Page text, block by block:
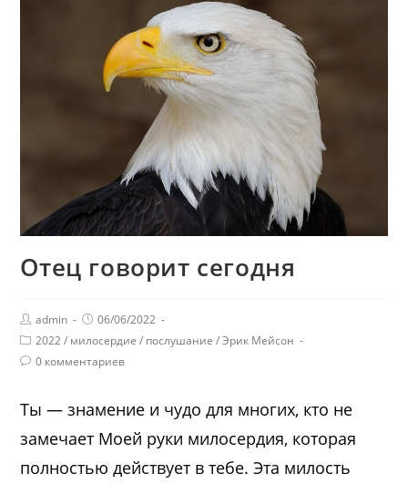
Отец говорит сегодня
admin
06/06/2022
2022 / милосердие / послушание / Эрик Мейсон
0 комментариев
Ты — знамение и чудо для многих, кто не
замечает Моей руки милосердия, которая
полностью действует в тебе. Эта милость